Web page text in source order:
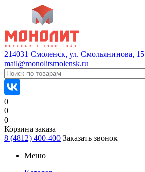
214031 Смоленск, ул. Смольянинова, 15
mail@monolitsmolensk.ru
0
0
0
Корзина заказа
8 (4812) 400-400 Заказать звонок
Меню